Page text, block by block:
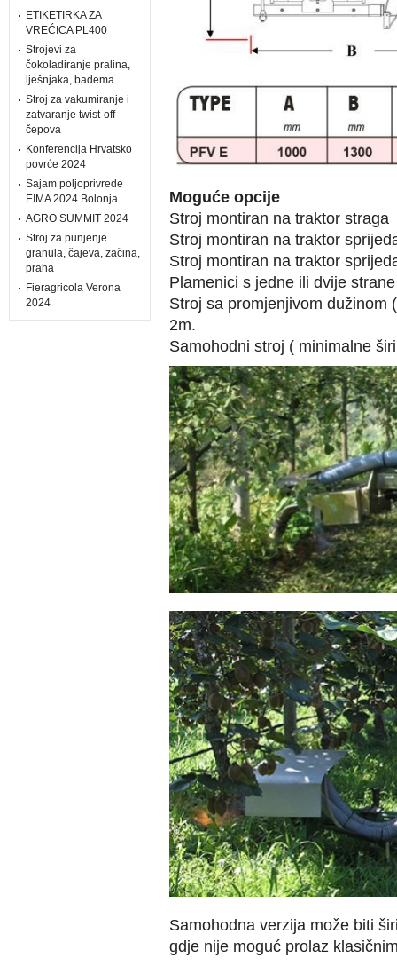
ETIKETIRKA ZA
VREĆICA PL400
Strojevi za
čokoladiranje pralina,
lješnjaka, badema…
Stroj za vakumiranje i
zatvaranje twist-off
čepova
Konferencija Hrvatsko
povrće 2024
Sajam poljoprivrede
EIMA 2024 Bolonja
AGRO SUMMIT 2024
Stroj za punjenje
granula, čajeva, začina,
praha
Fieragricola Verona
2024
Moguće opcije
Stroj montiran na traktor straga
Stroj montiran na traktor
Stroj montiran na traktor
Plamenici s jedne ili dvije strane
Stroj sa promjenjivom dužinom
2m.
Samohodni stroj ( minimalne
Samohodna verzija može biti
gdje nije moguć prolaz